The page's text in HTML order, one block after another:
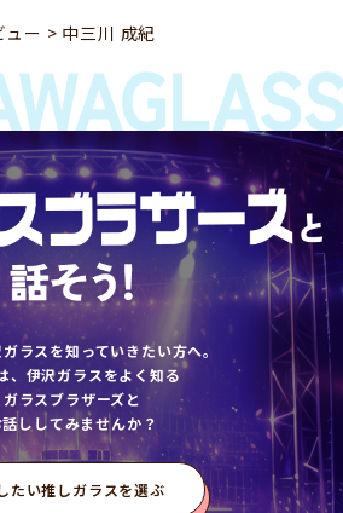
ュー > 中三川 成紀
ラスを知っていきたい方へ。
、伊沢ガラスをよく知る
ガラスブラザーズと
話ししてみませんか？
たい推しガラスを選ぶ